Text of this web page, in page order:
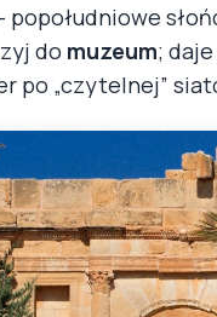
do muzeum;
po „czytelnej”